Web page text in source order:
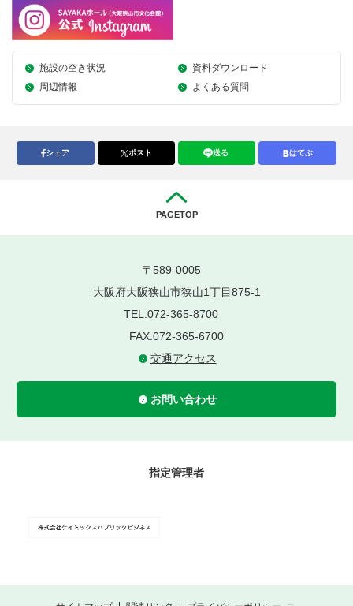
施設の空き状況
資料ダウンロード
周辺情報
よくある質問
シェア ポスト 送る はてぶ
PAGETOP
〒589-0005
大阪府大阪狭山市狭山1丁目875-1
TEL.072-365-8700
FAX.072-365-6700
交通アクセス
お問い合わせ
指定管理者